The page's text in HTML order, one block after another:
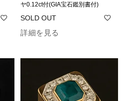
ヤ0.12ct付(GIA宝石鑑別書付)
詳細を見る